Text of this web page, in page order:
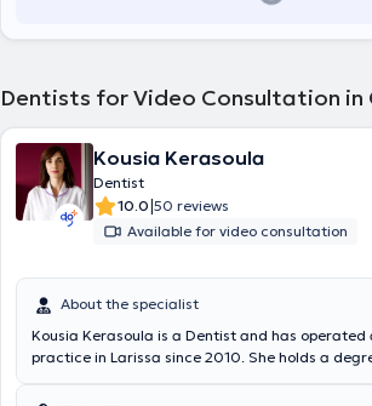
Dentists for Video Consultation in
Kousia Kerasoula
Dentist
10.0|50 reviews
Available for video consultation
About the specialist
Kousia Kerasoula is a Dentist and has
practice in Larissa since 2010. She holds a
She has worked in a private dental clinic in